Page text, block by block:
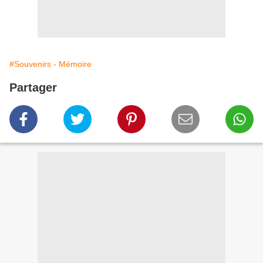
#Souvenirs - Mémoire
Partager